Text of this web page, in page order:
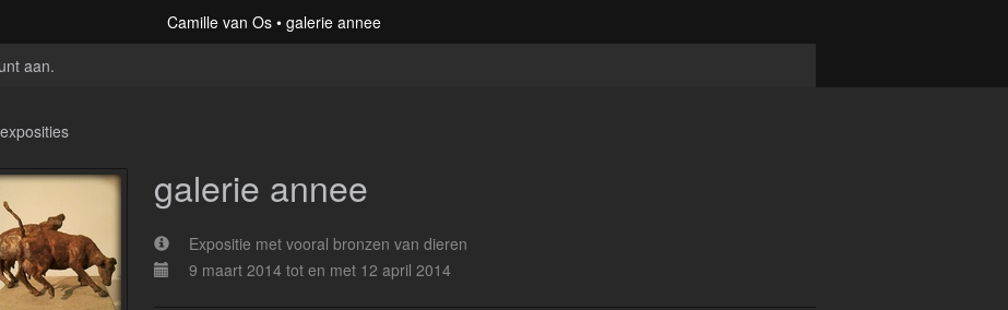
Camille van Os
galerie annee
aan.
galerie annee
Expositie met vooral bronzen van dieren
9 maart 2014 tot en met 12 april 2014